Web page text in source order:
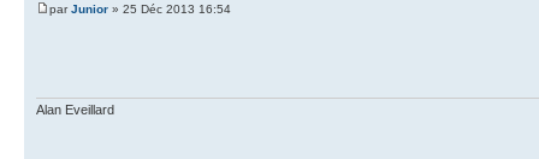
parJunior » 25 Déc 2013 16:54
Alan Eveillard